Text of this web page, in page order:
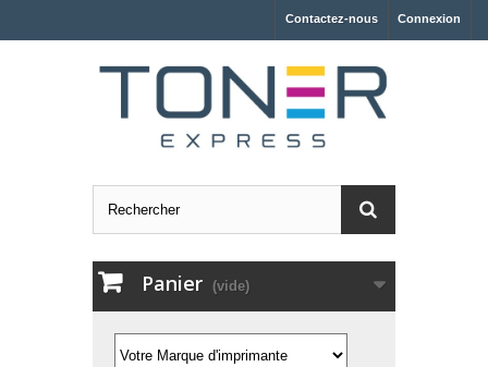
Connexion
Contactez-nous
Panier (vide)